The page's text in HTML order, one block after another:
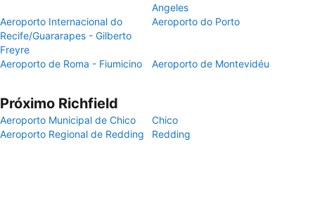
Angeles
Aeroporto Internacional do
Recife/Guararapes - Gilberto
Freyre
Aeroporto do Porto
Aeroporto de Roma - Fiumicino Aeroporto de Montevidéu
Próximo Richfield
Aeroporto Municipal de Chico
Chico
Aeroporto Regional de Redding
Redding